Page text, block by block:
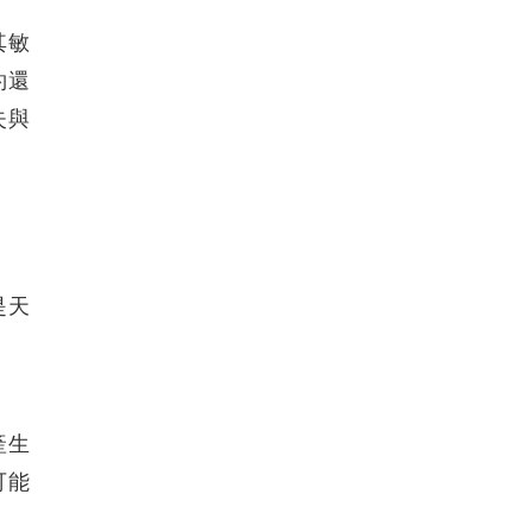
敏
還
與
天
生
能